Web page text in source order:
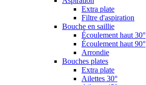
Extra plate
Filtre d'aspiration
Bouche en saillie
Écoulement haut 30°
Écoulement haut 90°
Arrondie
Bouches plates
Extra plate
Ailettes 30°